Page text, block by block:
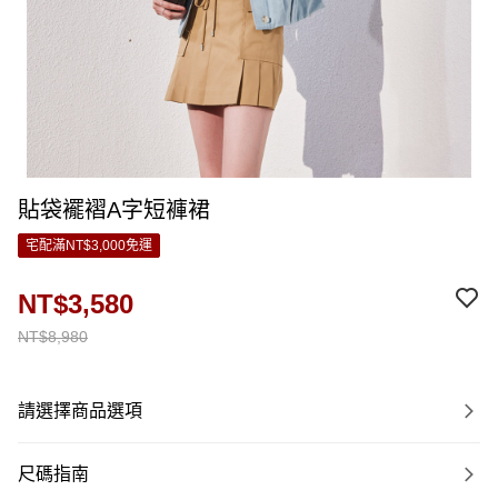
貼袋襬褶A字短褲裙
宅配滿NT$3,000免運
NT$8,980
NT$3,580
請選擇商品選項
尺碼指南